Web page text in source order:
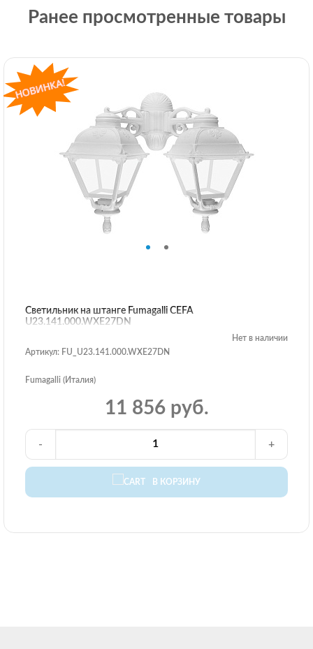
Ранее просмотренные товары
Светильник на штанге Fumagalli CEFA
U23.141.000.WXE27DN
Нет в наличии
Артикул: FU_U23.141.000.WXE27DN
Fumagalli (Италия)
11 856 руб.
В КОРЗИНУ
- +